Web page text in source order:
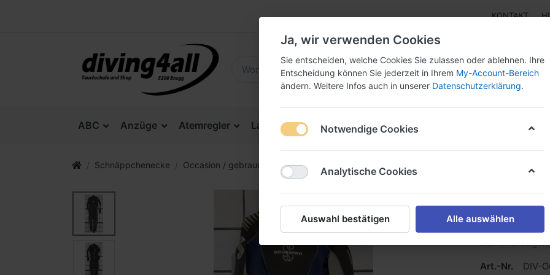
KONTAKT
ABC Anzüge Atemregler Lampen Instrumente Schnäppchenecke
Schnäppchenecke Occasion / gebrauchte Artikel Nass- &
Damenanzug
Art.-Nr.
DIV-
Ja, wir verwenden Cookies
Sie entscheiden, welche Cookies Sie zulassen oder ablehnen. Ihre
Entscheidung können Sie jederzeit in Ihrem My-Account-Bereich
ändern. Weitere Infos auch in unserer Datenschutzerklärung.
Notwendige Cookies
Analytische Cookies
Auswahl bestätigen Alle auswählen